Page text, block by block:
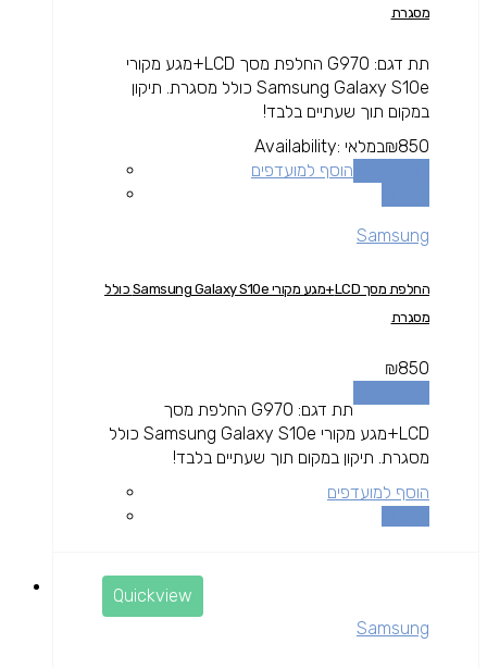
מסגרת
תת דגם: G970 החלפת מסך LCD+מגע מקורי
Samsung Galaxy S10e כולל מסגרת. תיקון
במקום תוך שעתיים בלבד!
₪850
Availability: במלאי
הוסף למועדפים
Samsung
החלפת מסך LCD+מגע מקורי Samsung Galaxy S10e כולל
מסגרת
₪850
תת דגם: G970 החלפת מסך
LCD+מגע מקורי Samsung Galaxy S10e כולל
מסגרת. תיקון במקום תוך שעתיים בלבד!
הוסף למועדפים
Quickview
Samsung